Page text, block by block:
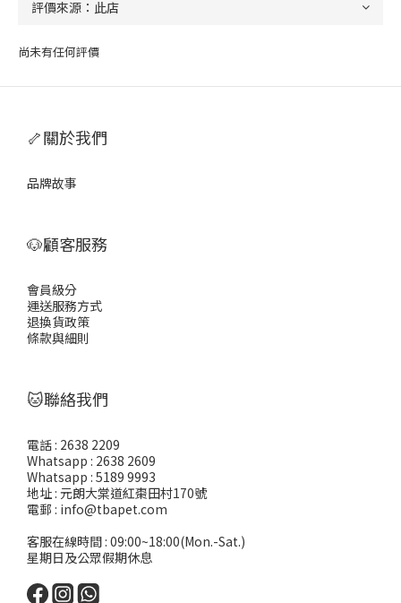
尚未有任何評價
🦴關於我們
品牌故事
🐶顧客服務
會員級分
運送服務方式
退換貨政策
條款與細則
🐱聯絡我們
電話 : 2638 2209
Whatsapp : 2638 2609
Whatsapp : 5189 9993
地址 : 元朗大棠道紅棗田村170號
電郵 : info@tbapet.com
客服在線時間 : 09:00~18:00(Mon.-Sat.)
星期日及公眾假期休息